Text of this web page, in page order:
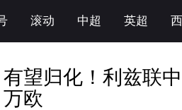
滚动 中超 英超
有望归化！利兹联
万欧